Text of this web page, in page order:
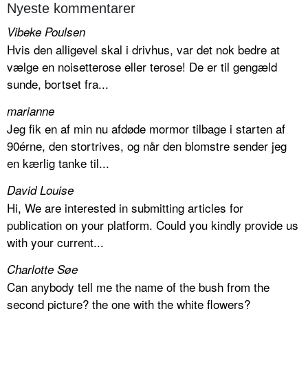
Nyeste kommentarer
Vibeke Poulsen
Hvis den alligevel skal i drivhus, var det nok bedre at
vælge en noisetterose eller terose! De er til gengæld
sunde, bortset fra...
marianne
Jeg fik en af min nu afdøde mormor tilbage i starten af
90érne, den stortrives, og når den blomstre sender jeg
en kærlig tanke til...
David Louise
Hi, We are interested in submitting articles for
publication on your platform. Could you kindly provide us
with your current...
Charlotte Søe
Can anybody tell me the name of the bush from the
second picture? the one with the white flowers?